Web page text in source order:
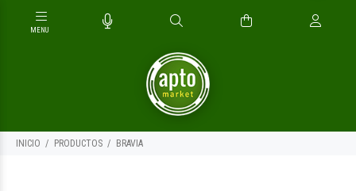
INICIO PRODUCTOS BRAVIA